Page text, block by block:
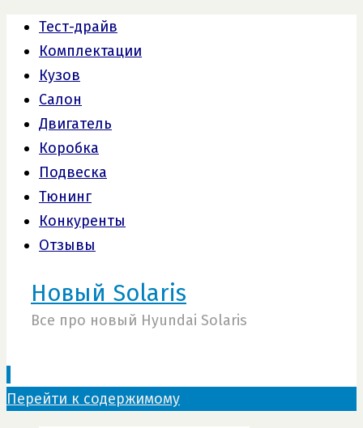
Тест-драйв
Комплектации
Кузов
Салон
Двигатель
Коробка
Подвеска
Тюнинг
Конкуренты
Отзывы
Новый Solaris
Все про новый Hyundai Solaris
Перейти к содержимому